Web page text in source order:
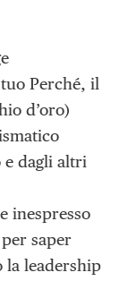
Perché, il
d’oro)
e dagli altri
inespresso
saper
la leadership